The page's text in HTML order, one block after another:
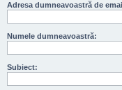
Adresa dumneavoastră de
Numele dumneavoastră:
Subiect: